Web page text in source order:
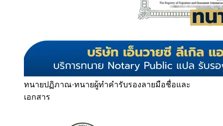
ทนายปฏิภาณ·ทนายผู้ทำคำรับรองลายมือชื่อและ
เอกสาร